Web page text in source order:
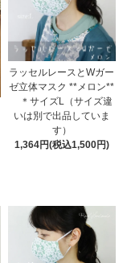
ラッセルレースとWガー
ゼ立体マスク **メロン**
＊サイズL（サイズ違
いは別で出品していま
す）
1,364円(税込1,500円)